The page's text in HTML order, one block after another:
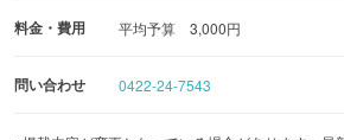
料金・費用 平均予算 3,000円
問い合わせ 0422-24-7543